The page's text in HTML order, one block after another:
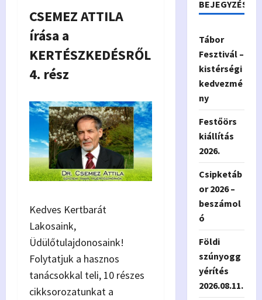
CSEMEZ ATTILA
írása a
KERTÉSZKEDÉSRŐL
4. rész
Kedves Kertbarát
Lakosaink,
Üdülőtulajdonosaink!
Folytatjuk a hasznos
tanácsokkal teli, 10 részes
cikksorozatunkat a
BEJEGYZÉSEK
Tábor
Fesztivál –
kistérségi
kedvezmé
ny
Festőörs
kiállítás
2026.
Csipketáb
or 2026 –
beszámol
ó
Földi
szúnyogg
yérítés
2026.08.11.